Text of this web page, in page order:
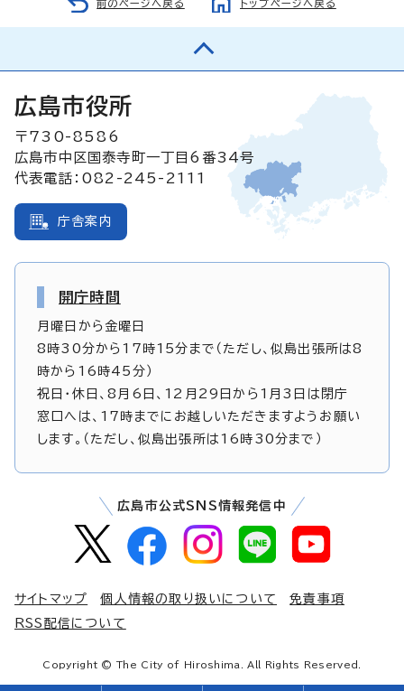
前のページへ戻る トップページへ戻る
広島市役所
〒730-8586
広島市中区国泰寺町一丁目6番34号
代表電話：082-245-2111
庁舎案内
開庁時間
月曜日から金曜日
8時30分から17時15分まで（ただし、似島出張所は8
時から16時45分）
祝日・休日、8月6日、12月29日から1月3日は閉庁
窓口へは、17時までにお越しいただきますようお願い
します。（ただし、似島出張所は16時30分まで）
広島市公式SNS情報発信中
サイトマップ 個人情報の取り扱いについて
免責事項
RSS配信について
Copyright © The City of Hiroshima. All Rights Reserved.